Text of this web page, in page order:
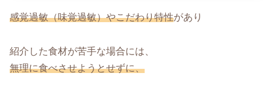
感覚過敏（味覚過敏）やこだわり特性があり
紹介した食材が苦手な場合には、
無理に食べさせようとせずに、